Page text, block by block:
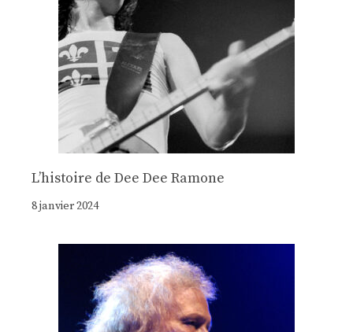
Lʼhistoire de Dee Dee Ramone
8 janvier 2024